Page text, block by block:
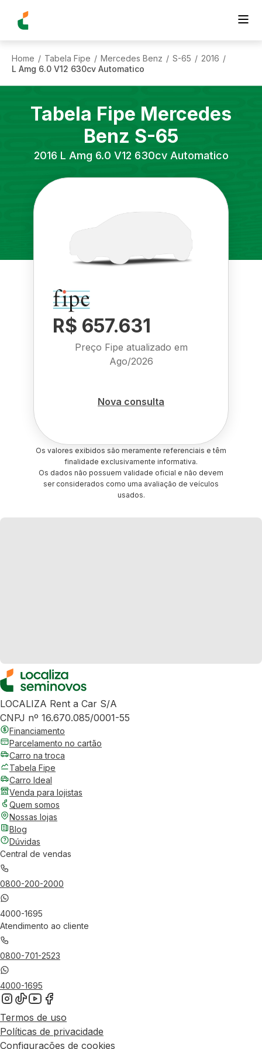
Home / Tabela Fipe / Mercedes Benz / S-65 / 2016 /
L Amg 6.0 V12 630cv Automatico
Tabela Fipe Mercedes
Benz S-65
2016 L Amg 6.0 V12 630cv Automatico
R$ 657.631
Preço Fipe atualizado em
Ago/2026
Nova consulta
Os valores exibidos são meramente referenciais e têm
finalidade exclusivamente informativa.
Os dados não possuem validade oficial e não devem
ser considerados como uma avaliação de veículos
usados.
LOCALIZA Rent a Car S/A
CNPJ nº 16.670.085/0001-55
Financiamento
Parcelamento no cartão
Carro na troca
Tabela Fipe
Carro Ideal
Venda para lojistas
Quem somos
Nossas lojas
Blog
Dúvidas
Central de vendas
0800-200-2000
4000-1695
Atendimento ao cliente
0800-701-2523
4000-1695
Termos de uso
Políticas de privacidade
Configurações de cookies